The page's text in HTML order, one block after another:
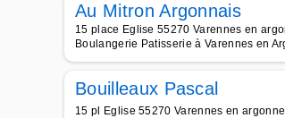
Au Mitron Argonnais
15 place Eglise 55270 Varennes en
Boulangerie Patisserie à Varennes en
Bouilleaux Pascal
15 pl Eglise 55270 Varennes en